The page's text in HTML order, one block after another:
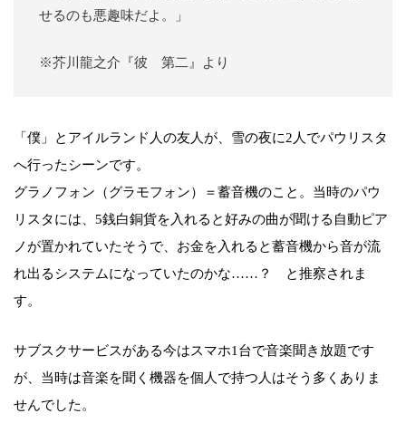
せるのも悪趣味だよ。」
※芥川龍之介『彼 第二』より
「僕」とアイルランド人の友人が、雪の夜に2人でパウリスタ
へ行ったシーンです。
グラノフォン（グラモフォン）＝蓄音機のこと。当時のパウ
リスタには、5銭白銅貨を入れると好みの曲が聞ける自動ピア
ノが置かれていたそうで、お金を入れると蓄音機から音が流
れ出るシステムになっていたのかな……？ と推察されま
す。
サブスクサービスがある今はスマホ1台で音楽聞き放題です
が、当時は音楽を聞く機器を個人で持つ人はそう多くありま
せんでした。